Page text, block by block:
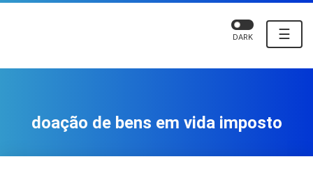
☰
DARK
doação de bens em vida imposto